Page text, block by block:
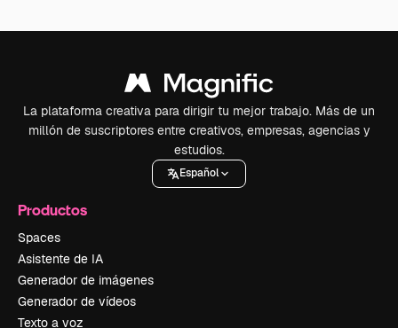
La plataforma creativa para dirigir tu mejor trabajo. Más de un
millón de suscriptores entre creativos, empresas, agencias y
estudios.
Español
Productos
Spaces
Asistente de IA
Generador de imágenes
Generador de vídeos
Texto a voz